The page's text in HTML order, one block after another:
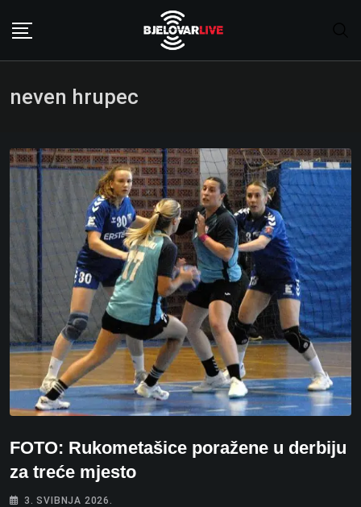
neven hrupec
FOTO: Rukometašice poražene u derbiju
za treće mjesto
3. SVIBNJA 2026.